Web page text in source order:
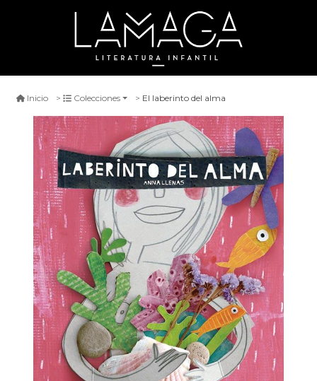
Inicio Colecciones El laberinto del alma